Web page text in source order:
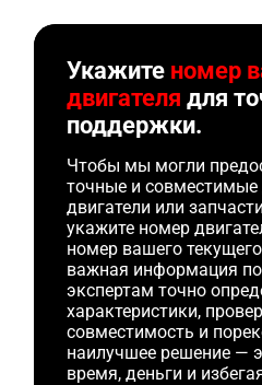
Укажите номер
двигателя для
поддержки.
Чтобы мы могли
точные и
двигатели или
укажите номер
номер вашего
важная информация
экспертам точно
характеристики,
совместимость и
наилучшее решение —
время, деньги и